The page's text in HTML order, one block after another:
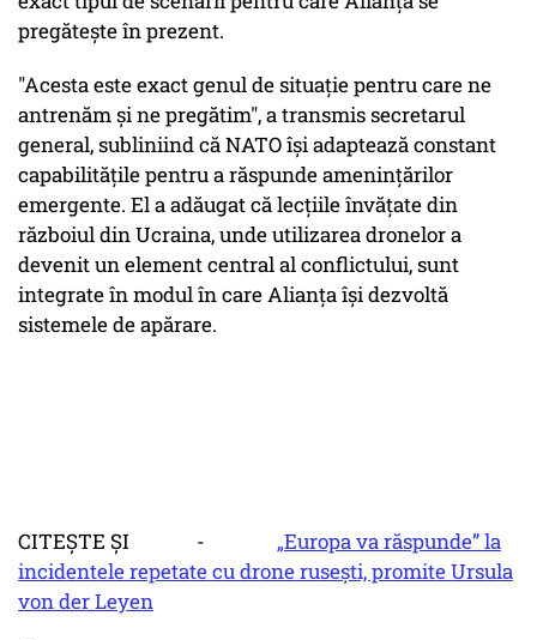
pregăteşte în prezent.
"Acesta este exact genul de situaţie pentru care ne
antrenăm şi ne pregătim", a transmis secretarul
general, subliniind că NATO îşi adaptează constant
capabilităţile pentru a răspunde ameninţărilor
emergente. El a adăugat că lecţiile învăţate din
războiul din Ucraina, unde utilizarea dronelor a
devenit un element central al conflictului, sunt
integrate în modul în care Alianţa îşi dezvoltă
sistemele de apărare.
CITEȘTE ȘI - „Europa va răspunde” la
incidentele repetate cu drone rusești, promite Ursula
von der Leyen